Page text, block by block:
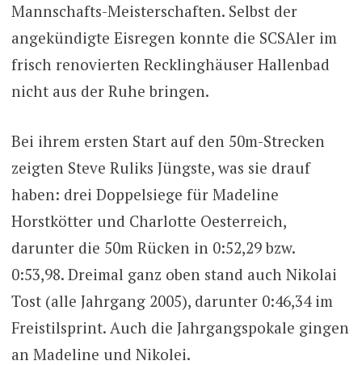
Mannschafts-Meisterschaften. Selbst der
angekündigte Eisregen konnte die SCSAler im
frisch renovierten Recklinghäuser Hallenbad
nicht aus der Ruhe bringen.
Bei ihrem ersten Start auf den 50m-Strecken
zeigten Steve Ruliks Jüngste, was sie drauf
haben: drei Doppelsiege für Madeline
Horstkötter und Charlotte Oesterreich,
darunter die 50m Rücken in 0:52,29 bzw.
0:53,98. Dreimal ganz oben stand auch Nikolai
Tost (alle Jahrgang 2005), darunter 0:46,34 im
Freistilsprint. Auch die Jahrgangspokale gingen
an Madeline und Nikolei.